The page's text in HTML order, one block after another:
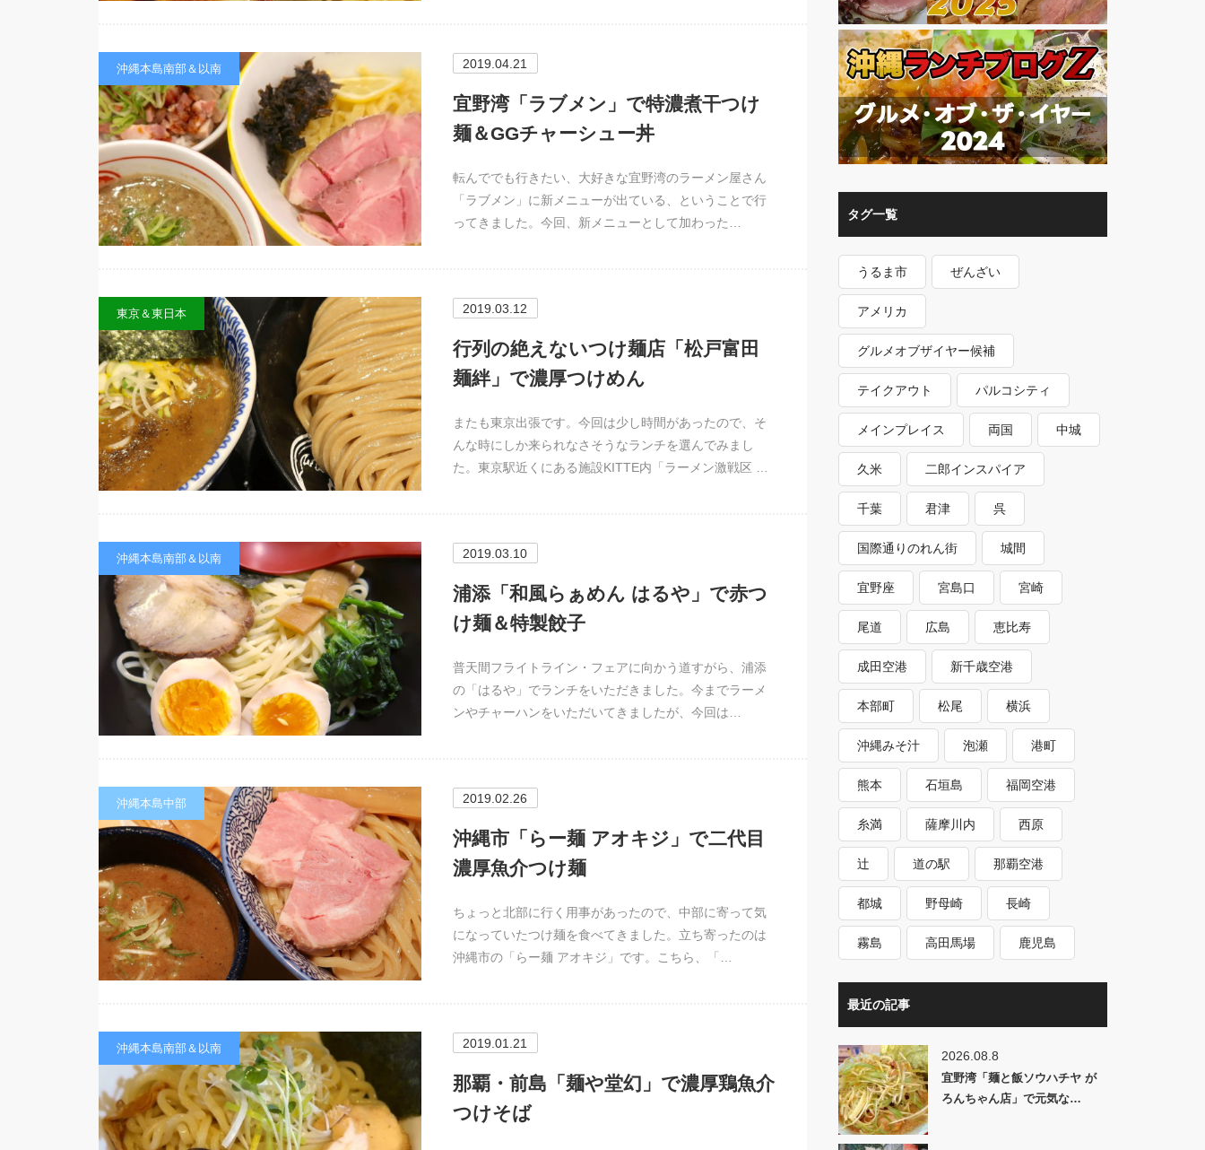
沖縄本島南部＆以南 2019.04.21
宜野湾「ラブメン」で特濃煮干つけ
麺＆GGチャーシュー丼
転んででも行きたい、大好きな宜野湾のラーメン屋さん
「ラブメン」に新メニューが出ている、ということで行
ってきました。今回、新メニューとして加わった…
東京＆東日本 2019.03.12
行列の絶えないつけ麺店「松戸富田
麺絆」で濃厚つけめん
またも東京出張です。今回は少し時間があったので、そ
んな時にしか来られなさそうなランチを選んでみまし
た。東京駅近くにある施設KITTE内「ラーメン激戦区 …
沖縄本島南部＆以南 2019.03.10
浦添「和風らぁめん はるや」で赤つ
け麺＆特製餃子
普天間フライトライン・フェアに向かう道すがら、浦添
の「はるや」でランチをいただきました。今までラーメ
ンやチャーハンをいただいてきましたが、今回は…
沖縄本島中部 2019.02.26
沖縄市「らー麺 アオキジ」で二代目
濃厚魚介つけ麺
ちょっと北部に行く用事があったので、中部に寄って気
になっていたつけ麺を食べてきました。立ち寄ったのは
沖縄市の「らー麺 アオキジ」です。こちら、「…
沖縄本島南部＆以南 2019.01.21
那覇・前島「麺や堂幻」で濃厚鶏魚介
つけそば
タグ一覧
うるま市 ぜんざい
アメリカ
グルメオブザイヤー候補
テイクアウト パルコシティ
メインプレイス 両国 中城
久米 二郎インスパイア
千葉 君津 呉
国際通りのれん街 城間
宜野座 宮島口 宮崎
尾道 広島 恵比寿
成田空港 新千歳空港
本部町 松尾 横浜
沖縄みそ汁 泡瀬 港町
熊本 石垣島 福岡空港
糸満 薩摩川内 西原
辻 道の駅 那覇空港
都城 野母崎 長崎
霧島 高田馬場 鹿児島
最近の記事
2026.08.8
宜野湾「麺と飯ソウハチヤ が
ろんちゃん店」で元気な…